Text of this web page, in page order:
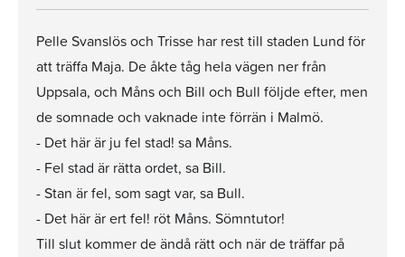
Pelle Svanslös och Trisse har rest till staden Lund för
att träffa Maja. De åkte tåg hela vägen ner från
Uppsala, och Måns och Bill och Bull följde efter, men
de somnade och vaknade inte förrän i Malmö.
- Det här är ju fel stad! sa Måns.
- Fel stad är rätta ordet, sa Bill.
- Stan är fel, som sagt var, sa Bull.
- Det här är ert fel! röt Måns. Sömntutor!
Till slut kommer de ändå rätt och när de träffar på